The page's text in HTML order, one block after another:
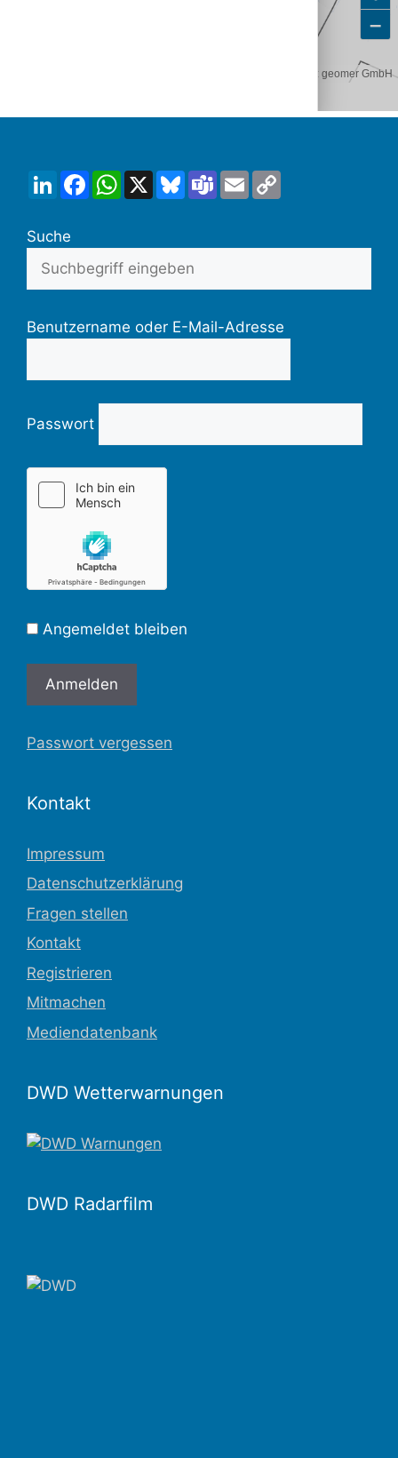
LinkedInFacebookWhatsApp
X BlueskyTeamsEmail
Suche
Benutzername oder E-Mail-Adresse
Passwort
Angemeldet bleiben
Passwort vergessen
Kontakt
Impressum
Datenschutzerklärung
Fragen stellen
Kontakt
Registrieren
Mitmachen
Mediendatenbank
DWD Wetterwarnungen
DWD Radarfilm